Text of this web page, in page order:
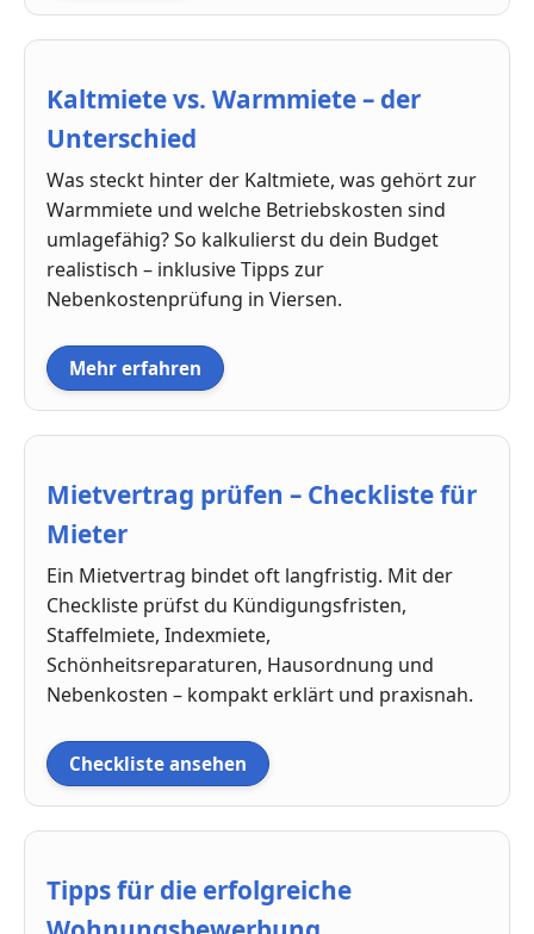
Kaltmiete vs. Warmmiete – der
Unterschied
Was steckt hinter der Kaltmiete, was gehört zur
Warmmiete und welche Betriebskosten sind
umlagefähig? So kalkulierst du dein Budget
realistisch – inklusive Tipps zur
Nebenkostenprüfung in Viersen.
Mehr erfahren
Mietvertrag prüfen – Checkliste für
Mieter
Ein Mietvertrag bindet oft langfristig. Mit der
Checkliste prüfst du Kündigungsfristen,
Staffelmiete, Indexmiete,
Schönheitsreparaturen, Hausordnung und
Nebenkosten – kompakt erklärt und praxisnah.
Checkliste ansehen
Tipps für die erfolgreiche